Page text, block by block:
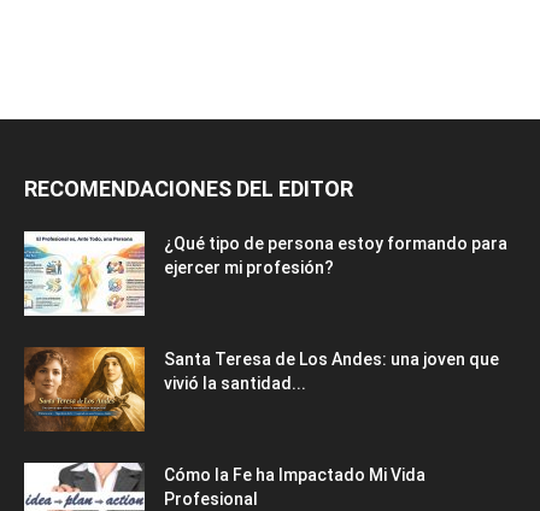
RECOMENDACIONES DEL EDITOR
¿Qué tipo de persona estoy formando para
ejercer mi profesión?
Santa Teresa de Los Andes: una joven que
vivió la santidad...
Cómo la Fe ha Impactado Mi Vida
Profesional